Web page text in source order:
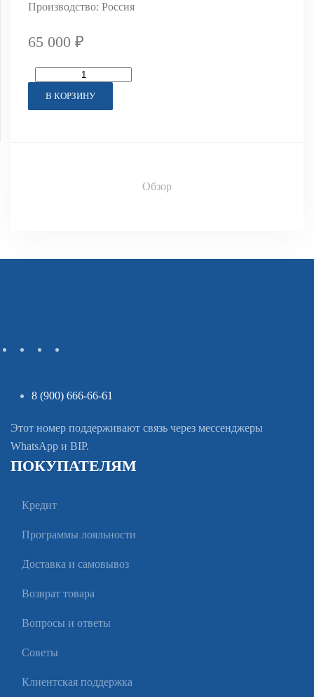
Производство: Россия
65 000 ₽
В КОРЗИНУ
Обзор
8 (900) 666-66-61
Этот номер поддерживают связь через мессенджеры
WhatsApp и BIP.
ПОКУПАТЕЛЯМ
Кредит
Программы лояльности
Доставка и самовывоз
Возврат товара
Вопросы и ответы
Советы
Клиентская поддержка